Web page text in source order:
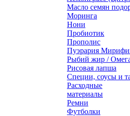
Масло семян
Моринга
Нони
Пробиотик
Прополис
Пуэрария
Рыбий жир /
Рисовая лапша
Специи, соусы и
Расходные
материалы
Ремни
Футболки